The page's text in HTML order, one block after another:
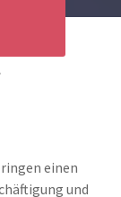
einen
und